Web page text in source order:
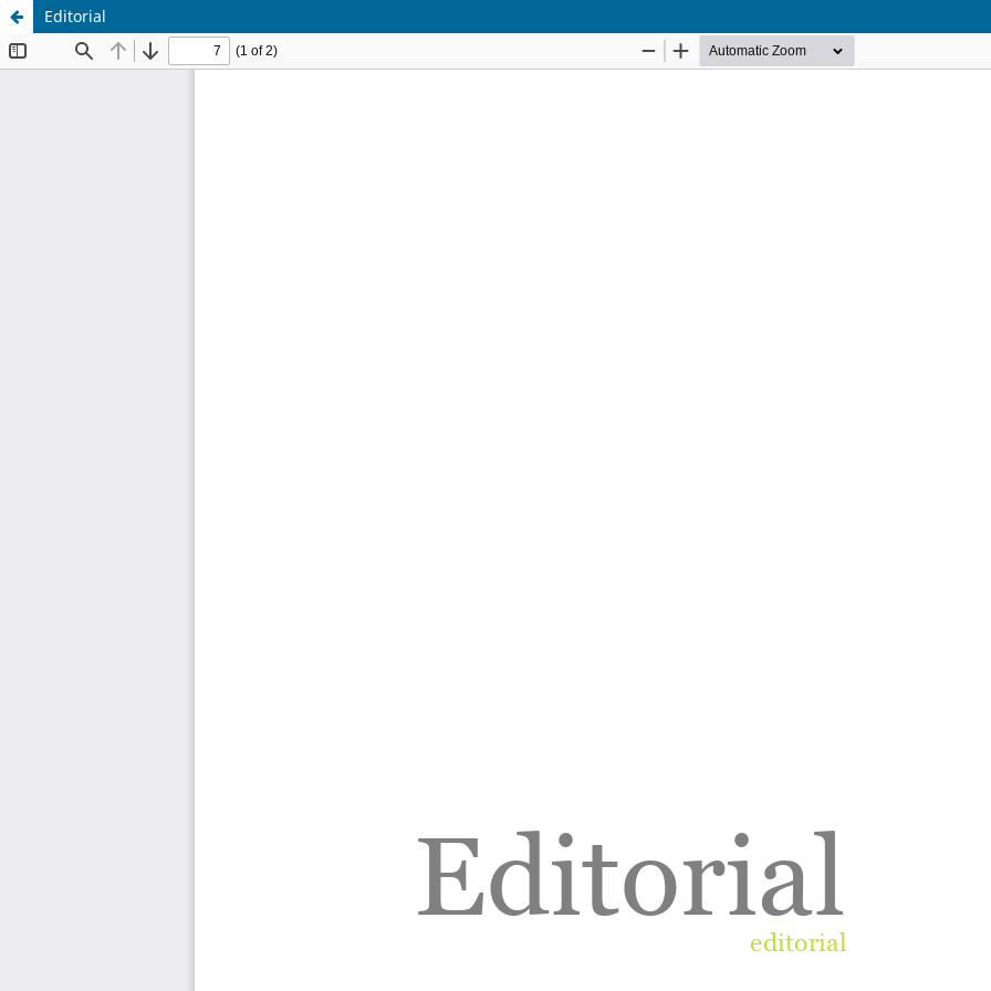
Editorial